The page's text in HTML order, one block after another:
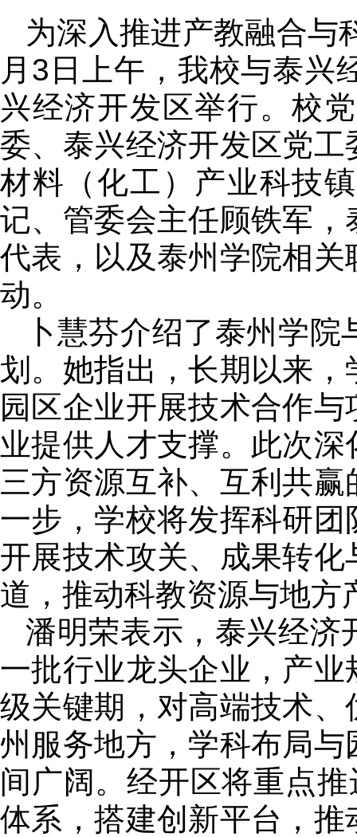
为深入推进产教融合与
月3日上午，我校与泰兴
兴经济开发区举行。校
委、泰兴经济开发区党
材料（化工）产业科技
记、管委会主任顾铁军
代表，以及泰州学院相
动。
卜慧芬介绍了泰州学
划。她指出，长期以来
园区企业开展技术合作
业提供人才支撑。此次
三方资源互补、互利共
一步，学校将发挥科研
开展技术攻关、成果转
道，推动科教资源与地方
潘明荣表示，泰兴经济
一批行业龙头企业，产
级关键期，对高端技术
州服务地方，学科布局
间广阔。经开区将重点
体系，搭建创新平台，